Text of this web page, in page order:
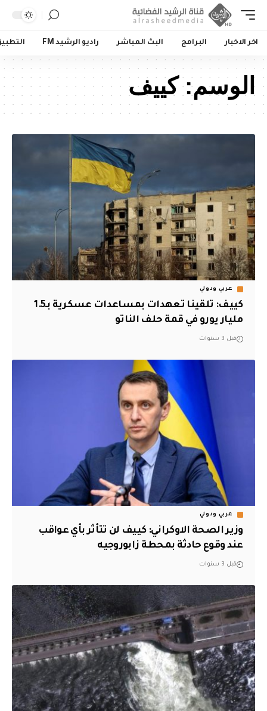
اخر الاخبار البرامج البث المباشر راديو الرشيد FM
الوسم:كييف
عربي ودولي
كييف: تلقينا تعهدات بمساعدات عسكرية بـ1.5
مليار يورو في قمة حلف الناتو
قبل 3 سنوات
عربي ودولي
وزير الصحة الاوكراني: كييف لن تتأثر بأي عواقب
عند وقوع حادثة بمحطة زابوروجيه
قبل 3 سنوات